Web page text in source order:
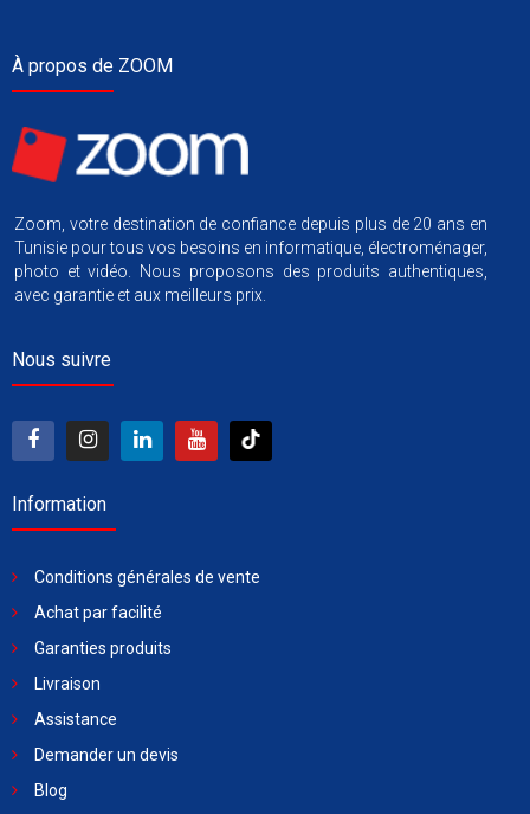
À propos de ZOOM
Zoom, votre destination de confiance depuis plus de 20 ans en
Tunisie pour tous vos besoins en informatique, électroménager,
photo et vidéo. Nous proposons des produits authentiques,
avec garantie et aux meilleurs prix.
Nous suivre
Information
Conditions générales de vente
Achat par facilité
Garanties produits
Livraison
Assistance
Demander un devis
Blog